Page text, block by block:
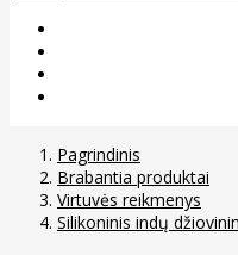
Pagrindinis
Brabantia produktai
Virtuvės reikmenys
Silikoninis indų